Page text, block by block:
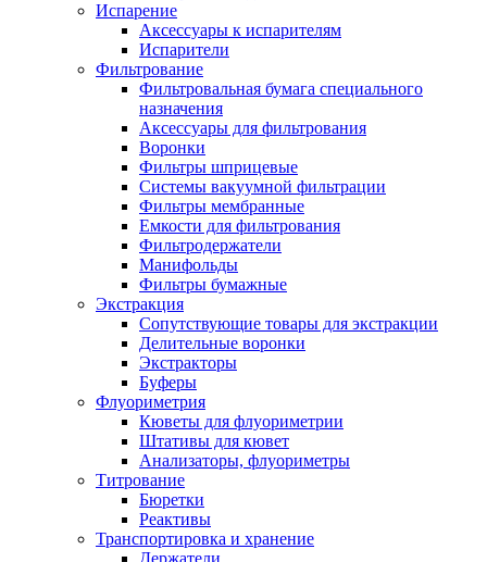
Испарение
Аксессуары к испарителям
Испарители
Фильтрование
Фильтровальная бумага специального
назначения
Аксессуары для фильтрования
Воронки
Фильтры шприцевые
Системы вакуумной фильтрации
Фильтры мембранные
Емкости для фильтрования
Фильтродержатели
Манифольды
Фильтры бумажные
Экстракция
Сопутствующие товары для экстракции
Делительные воронки
Экстракторы
Буферы
Флуориметрия
Кюветы для флуориметрии
Штативы для кювет
Анализаторы, флуориметры
Титрование
Бюретки
Реактивы
Транспортировка и хранение
Держатели